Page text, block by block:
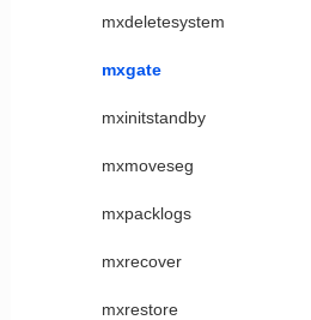
mxdeletesystem
mxgate
mxinitstandby
mxmoveseg
mxpacklogs
mxrecover
mxrestore